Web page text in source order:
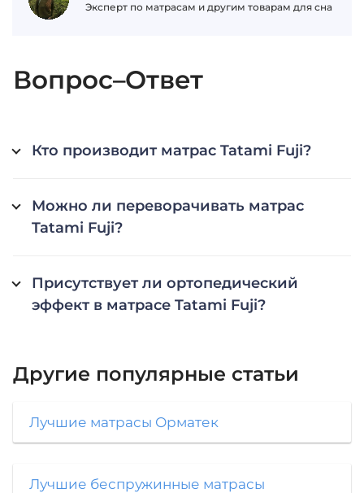
Эксперт по матрасам и другим товарам для сна
Вопрос–Ответ
Кто производит матрас Tatami Fuji?
Можно ли переворачивать матрас
Tatami Fuji?
Присутствует ли ортопедический
эффект в матрасе Tatami Fuji?
Другие популярные статьи
Лучшие матрасы Орматек
Лучшие беспружинные матрасы